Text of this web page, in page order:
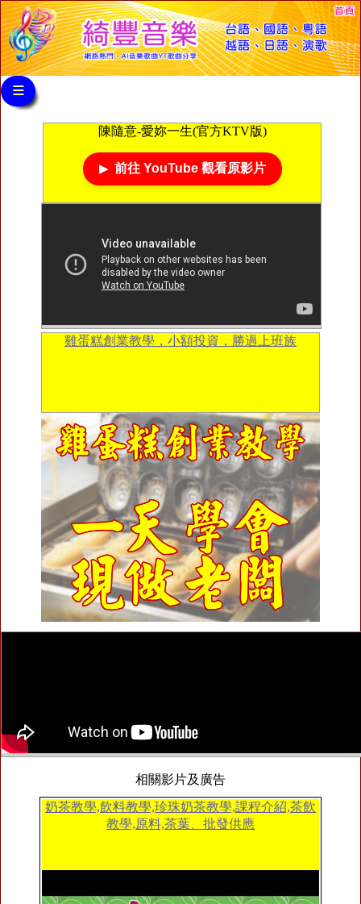
≡
陳隨意-愛妳一生(官方KTV版)
前往 YouTube 觀看原影片
雞蛋糕創業教學，小額投資，勝過上班族
相關影片及廣告
奶茶教學,飲料教學,珍珠奶茶教學,課程介紹,茶飲
教學,原料,茶葉、批發供應